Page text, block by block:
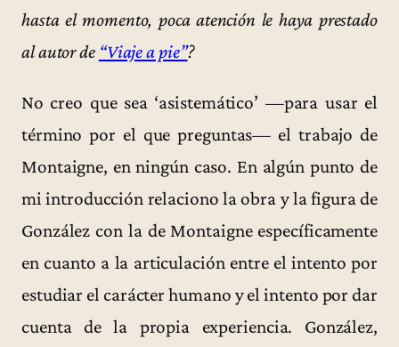
hasta el momento, poca atención le haya prestado
al autor de “Viaje a pie”?
No creo que sea ‘asistemático’ —para usar el
término por el que preguntas— el trabajo de
Montaigne, en ningún caso. En algún punto de
mi introducción relaciono la obra y la figura de
González con la de Montaigne específicamente
en cuanto a la articulación entre el intento por
estudiar el carácter humano y el intento por dar
cuenta de la propia experiencia. González,